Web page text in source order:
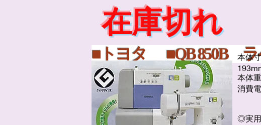
在庫切れ
■トヨタ ■QB 850B 本体
本体
消費
◎実用